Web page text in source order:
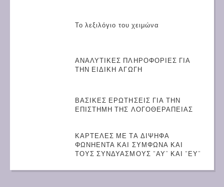
Το λεξιλόγιο του χειμώνα
ΑΝΑΛΥΤΙΚΕΣ ΠΛΗΡΟΦΟΡΙΕΣ ΓΙΑ
ΤΗΝ ΕΙΔΙΚΗ ΑΓΩΓΗ
ΒΑΣΙΚΕΣ ΕΡΩΤΗΣΕΙΣ ΓΙΑ ΤΗΝ
ΕΠΙΣΤΗΜΗ ΤΗΣ ΛΟΓΟΘΕΡΑΠΕΙΑΣ
ΚΑΡΤΕΛΕΣ ΜΕ ΤΑ ΔΙΨΗΦΑ
ΦΩΝΗΕΝΤΑ ΚΑΙ ΣΥΜΦΩΝΑ ΚΑΙ
ΤΟΥΣ ΣΥΝΔΥΑΣΜΟΥΣ “ΑΥ” ΚΑΙ “ΕΥ”